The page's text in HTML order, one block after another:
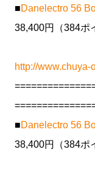
■Danelectro 56
38,400円（384ポ
http://www.chuya-
■Danelectro 56
38,400円（384ポ